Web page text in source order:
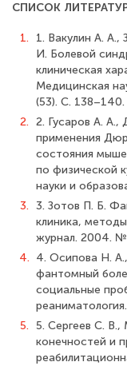
СПИСОК
1.
1. Вакулин А.
И. Болевой
клиническая
Медицинская
(53). С. 138–140.
2. 2. Гусаров А.
применения
состояния
по физической
науки и
3. 3. Зотов П. Б.
клиника,
журнал. 2004.
4. 4. Осипова Н.
фантомный
социальные
5. 5. Сергеев С.
конечностей и